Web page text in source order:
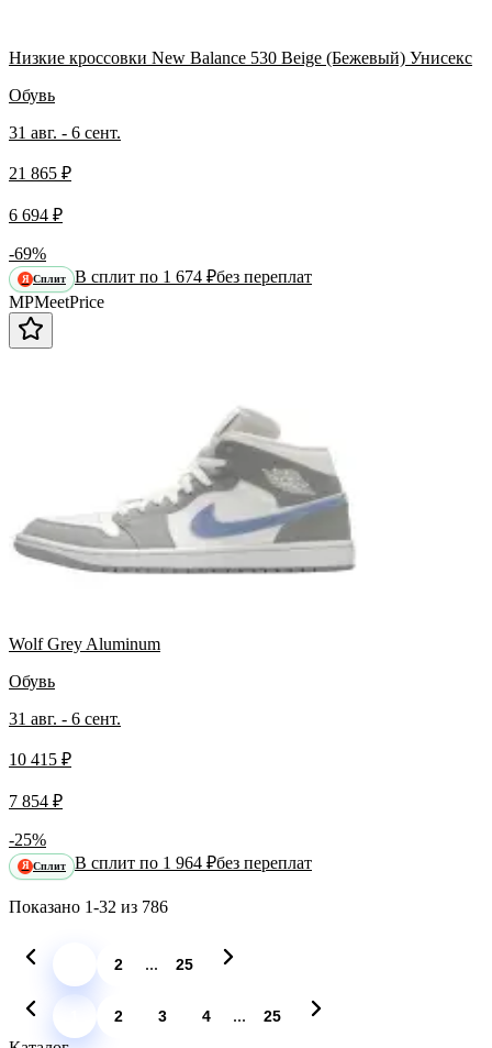
Низкие кроссовки New Balance 530 Beige (Бежевый) Унисекс
Обувь
31 авг. - 6 сент.
21 865 ₽
6 694 ₽
-69%
Я Сплит В сплит по 1 674 ₽без переплат
MPMeetPrice
Wolf Grey Aluminum
Обувь
31 авг. - 6 сент.
10 415 ₽
7 854 ₽
-25%
Я Сплит В сплит по 1 964 ₽без переплат
Показано 1-32 из 786
2 ... 25
2 3 4 ... 25